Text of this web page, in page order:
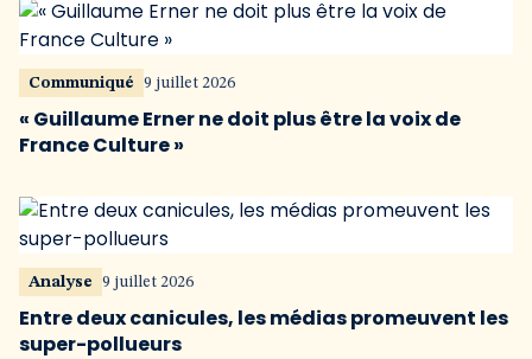
Communiqué 9 juillet 2026
« Guillaume Erner ne doit plus être la voix de
France Culture »
Analyse 9 juillet 2026
Entre deux canicules, les médias promeuvent les
super-pollueurs